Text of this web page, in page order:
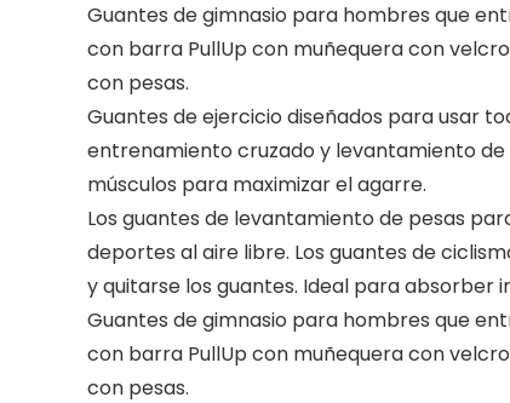
Guantes de gimnasio para hombres que
con barra PullUp con muñequera con
con pesas.
Guantes de ejercicio diseñados para usar
entrenamiento cruzado y levantamiento de
músculos para maximizar el agarre.
Los guantes de levantamiento de pesas
deportes al aire libre. Los guantes de
y quitarse los guantes. Ideal para absorber
Guantes de gimnasio para hombres que
con barra PullUp con muñequera con
con pesas.